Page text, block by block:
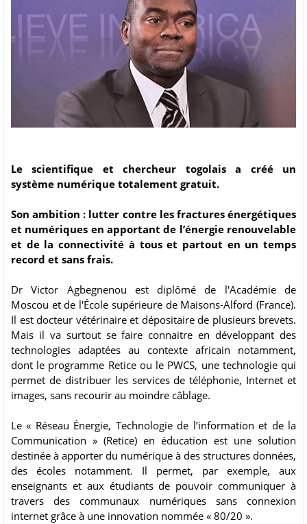
Le scientifique et chercheur togolais a créé un
système numérique totalement gratuit.
Son ambition : lutter contre les fractures énergétiques
et numériques en apportant de l’énergie renouvelable
et de la connectivité à tous et partout en un temps
record et sans frais.
Dr Victor Agbegnenou est diplômé de l'Académie de
Moscou et de l'École supérieure de Maisons-Alford (France).
Il est docteur vétérinaire et dépositaire de plusieurs brevets.
Mais il va surtout se faire connaitre en développant des
technologies adaptées au contexte africain notamment,
dont le programme Retice ou le PWCS, une technologie qui
permet de distribuer les services de téléphonie, Internet et
images, sans recourir au moindre câblage.
Le « Réseau Énergie, Technologie de l’information et de la
Communication » (Retice) en éducation est une solution
destinée à apporter du numérique à des structures données,
des écoles notamment. Il permet, par exemple, aux
enseignants et aux étudiants de pouvoir communiquer à
travers des communaux numériques sans connexion
internet grâce à une innovation nommée « 80/20 ».